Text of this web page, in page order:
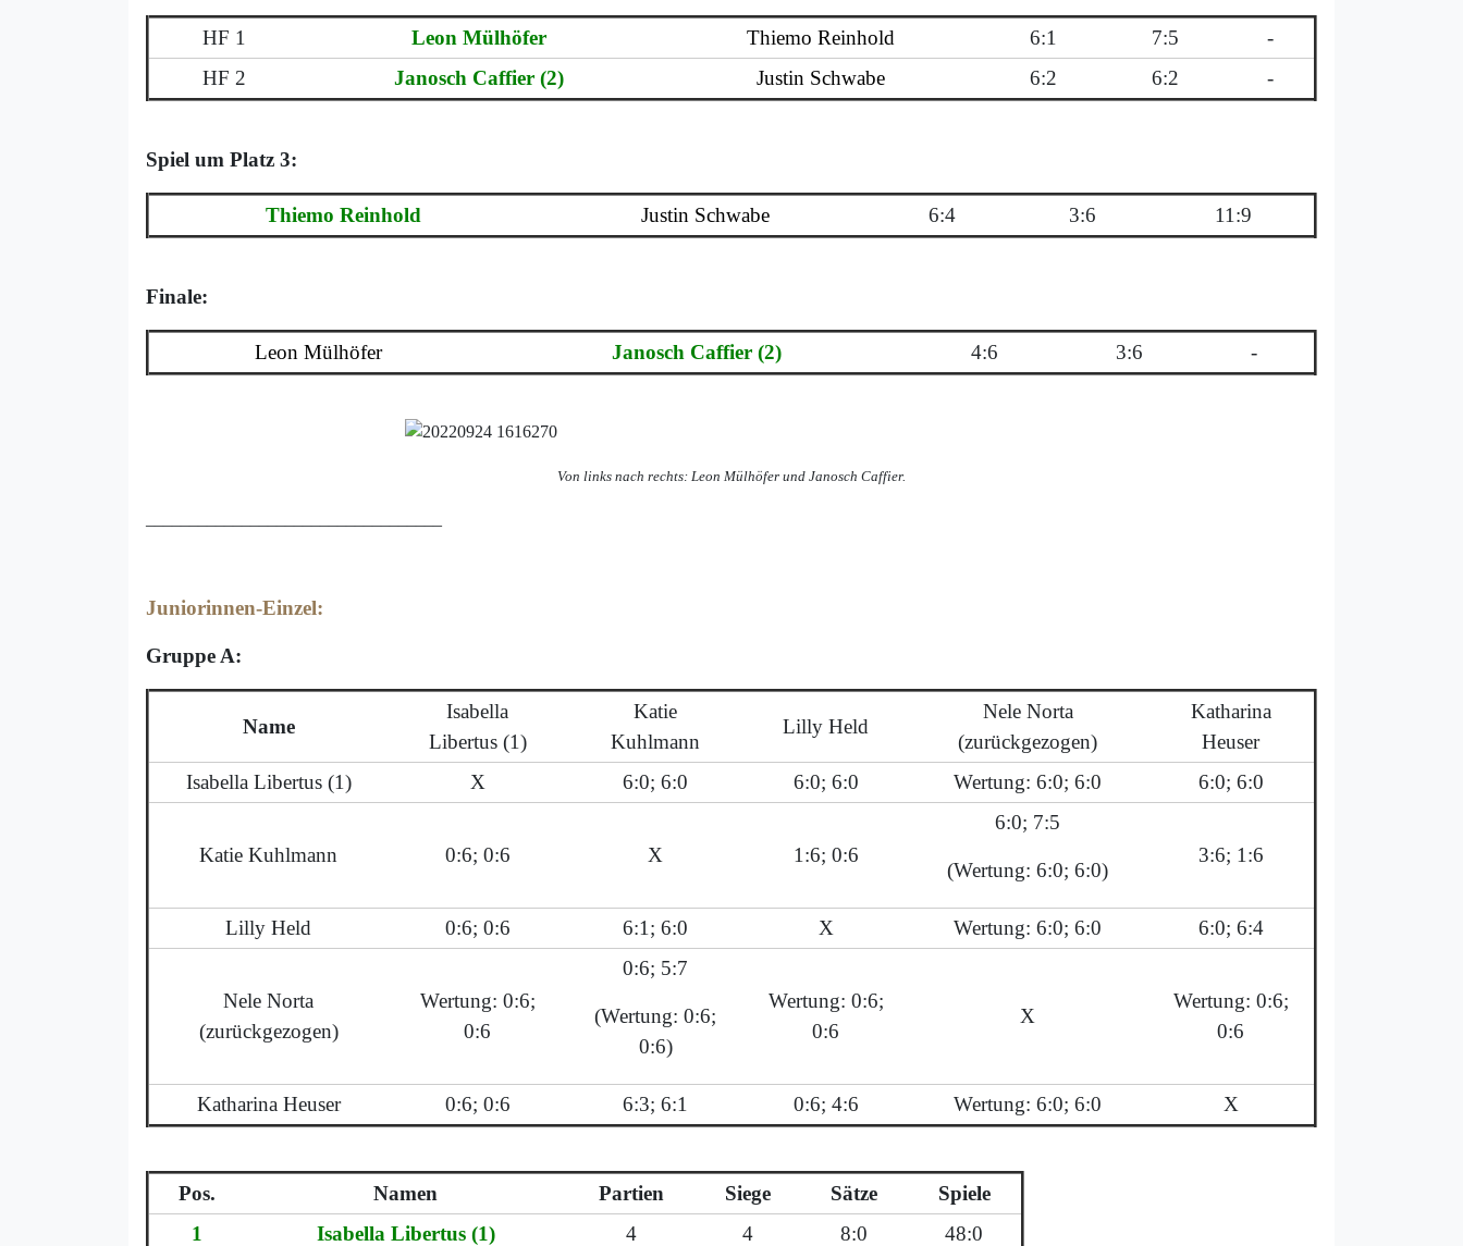
HF 1 Leon Mülhöfer Thiemo Reinhold 6:1 7:5
-
HF 2
Janosch Caffier (2) Justin Schwabe 6:2 6:2 -
Spiel um Platz 3:
Thiemo Reinhold Justin Schwabe 6:4 3:6 11:9
Finale:
Leon Mülhöfer Janosch Caffier (2) 4:6 3:6 -
Von links nach rechts: Leon Mülhöfer und Janosch Caffier.
Juniorinnen-Einzel:
Gruppe A:
Name
Isabella
Libertus (1)
Katie
Kuhlmann
Lilly Held
Nele Norta
(zurückgezogen)
Katharina
Heuser
Isabella Libertus (1)
X 6:0; 6:0 6:0; 6:0 Wertung: 6:0; 6:0 6:0; 6:0
Katie Kuhlmann 0:6; 0:6 X 1:6; 0:6
6:0; 7:5
(Wertung: 6:0; 6:0)
3:6; 1:6
Lilly Held 0:6; 0:6 6:1; 6:0 X Wertung: 6:0; 6:0 6:0; 6:4
Nele Norta
(zurückgezogen)
Wertung: 0:6;
0:6
0:6; 5:7
(Wertung: 0:6;
0:6)
Wertung: 0:6;
0:6
X
Wertung: 0:6;
0:6
Katharina Heuser 0:6; 0:6 6:3; 6:1 0:6; 4:6 Wertung: 6:0; 6:0 X
Pos. Namen Partien Siege Sätze
Spiele
1
Isabella Libertus (1) 4 4 8:0 48:0